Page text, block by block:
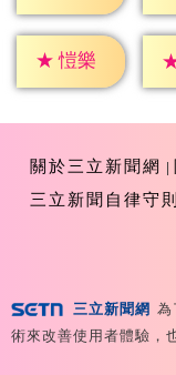
★ 愷樂
關於三立新聞網
三立新聞自律守則
Copyright
Reserved 版權所
三立新聞網 為
術來改善使用者體驗，